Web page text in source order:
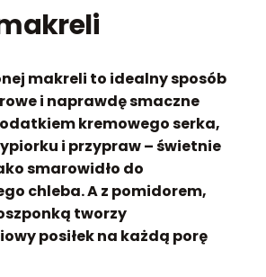
makreli to idealny sposób
i naprawdę smaczne
kremowego serka,
i przypraw – świetnie
smarowidło do
chleba. A z pomidorem,
tworzy
posiłek na każdą porę